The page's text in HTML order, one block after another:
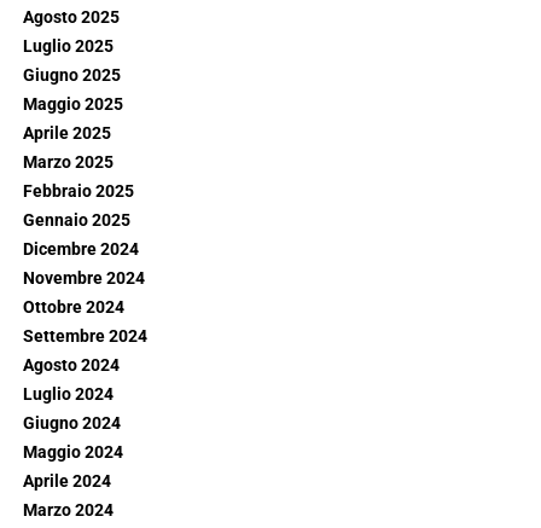
Agosto 2025
Luglio 2025
Giugno 2025
Maggio 2025
Aprile 2025
Marzo 2025
Febbraio 2025
Gennaio 2025
Dicembre 2024
Novembre 2024
Ottobre 2024
Settembre 2024
Agosto 2024
Luglio 2024
Giugno 2024
Maggio 2024
Aprile 2024
Marzo 2024